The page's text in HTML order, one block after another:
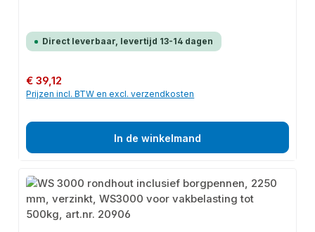
Direct leverbaar, levertijd 13-14 dagen
Normale prijs:
€ 39,12
Prijzen incl. BTW en excl. verzendkosten
In de winkelmand